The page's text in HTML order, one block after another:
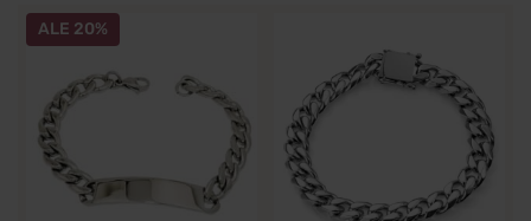
ALE 20%
useampi
muunnelma.
Voit
tehdä
valinnat
tuotteen